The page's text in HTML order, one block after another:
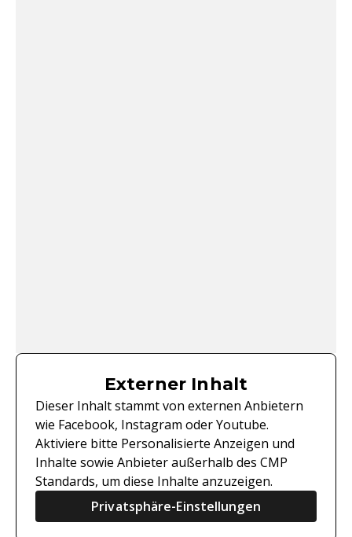
Externer Inhalt
Dieser Inhalt stammt von externen Anbietern
wie Facebook, Instagram oder Youtube.
Aktiviere bitte Personalisierte Anzeigen und
Inhalte sowie Anbieter außerhalb des CMP
Standards, um diese Inhalte anzuzeigen.
Privatsphäre-Einstellungen